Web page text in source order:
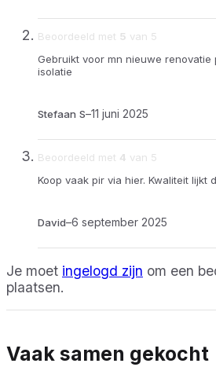
Beoordeeld met 5 van 5
Stefaan S–11 juni 2025
Gebruikt voor mn nieuwe renovatie
isolatie
Beoordeeld met 4 van 5
David–6 september 2025
Koop vaak pir via hier. Kwaliteit lijkt
Je moet ingelogd zijn om een
plaatsen.
Vaak samen gekocht